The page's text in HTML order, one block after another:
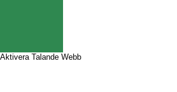
Aktivera Talande Webb